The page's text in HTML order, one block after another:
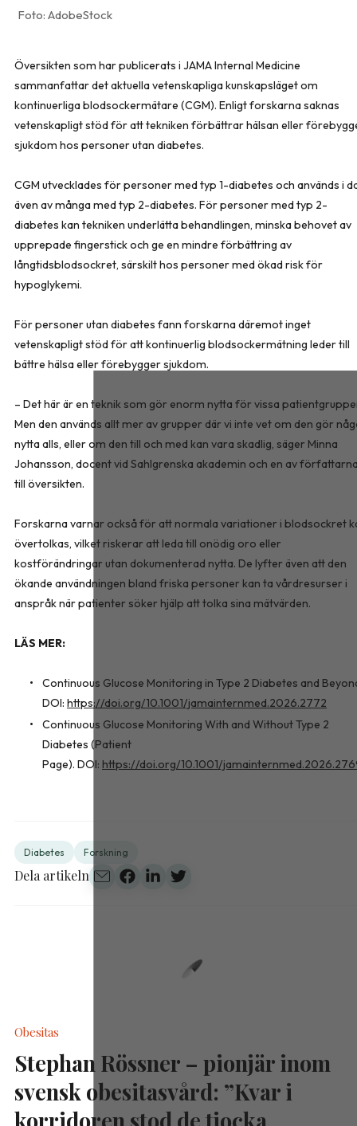
AdobeStock
Översikten som har publicerats i JAMA Internal Medicine
sammanfattar det aktuella vetenskapliga kunskapsläget om
kontinuerliga blodsockermätare (CGM). Enligt forskarna saknas
vetenskapligt stöd för att tekniken förbättrar hälsan eller
sjukdom hos personer utan diabetes.
CGM utvecklades för personer med typ 1-diabetes och används i
även av många med typ 2-diabetes. För personer med typ 2-
diabetes kan tekniken underlätta behandlingen, minska behovet av
upprepade fingerstick och ge en mindre förbättring av
långtidsblodsockret, särskilt hos personer med ökad risk för
hypoglykemi.
För personer utan diabetes fann forskarna däremot inget
vetenskapligt stöd för att kontinuerlig blodsockermätning leder till
bättre hälsa eller förebygger sjukdom.
– Det här är en teknik som gör enorm nytta för vissa
Men den används allt mer av grupper där vi inte vet om den gör
nytta alls, eller om den till och med kan vara skadlig, säger Minna
Johansson, docent vid Sahlgrenska akademin och en av
till översikten.
Forskarna varnar också för att normala variationer i blodsockret
övertolkas, vilket riskerar att leda till onödig oro eller
kostförändringar utan dokumenterad nytta. De lyfter även att den
ökande användningen bland friska personer kan ta vårdresurser i
anspråk när patienter söker hjälp att tolka sina mätvärden.
LÄS MER:
Continuous Glucose Monitoring in Type 2 Diabetes and
DOI: https://doi.org/10.1001/jamainternmed.2026.2772
Continuous Glucose Monitoring With and Without Type 2
Diabetes (Patient
Page). DOI: https://doi.org/10.1001/
Diabetes Forskning
Dela artikeln
Obesitas
Stephan Rössner – pionjär inom
svensk obesitasvård: ”Kvar i
korridoren stod de tjocka